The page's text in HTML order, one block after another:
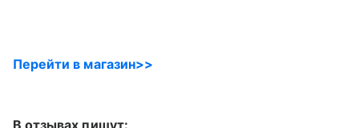
Перейти в магазин>>
В отзывах пишут: